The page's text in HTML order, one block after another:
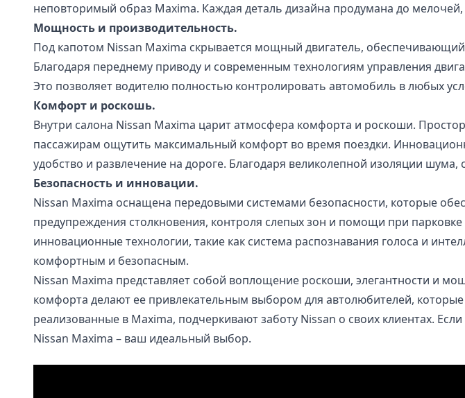
неповторимый образ Maxima. Каждая деталь дизайна продумана до
Мощность и производительность.
Под капотом Nissan Maxima скрывается мощный двигатель,
Благодаря переднему приводу и современным технологиям управления
Это позволяет водителю полностью контролировать автомобиль в любых
Комфорт и роскошь.
Внутри салона Nissan Maxima царит атмосфера комфорта и роскоши.
пассажирам ощутить максимальный комфорт во время поездки.
удобство и развлечение на дороге. Благодаря великолепной изоляции
Безопасность и инновации.
Nissan Maxima оснащена передовыми системами безопасности, которые
предупреждения столкновения, контроля слепых зон и помощи при
инновационные технологии, такие как система распознавания голоса и
комфортным и безопасным.
Nissan Maxima представляет собой воплощение роскоши, элегантности и
комфорта делают ее привлекательным выбором для автолюбителей,
реализованные в Maxima, подчеркивают заботу Nissan о своих клиентах.
Nissan Maxima – ваш идеальный выбор.